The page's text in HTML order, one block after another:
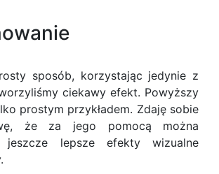
sposób, korzystając jedynie z
ciekawy efekt. Powyższy
prostym przykładem. Zdaję sobie
że za jego pomocą można
jeszcze lepsze efekty wizualne